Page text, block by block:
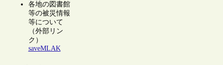
各地の図書館
等の被災情報
等について
（外部リン
ク）
saveMLAK